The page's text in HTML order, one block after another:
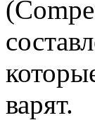
варят.